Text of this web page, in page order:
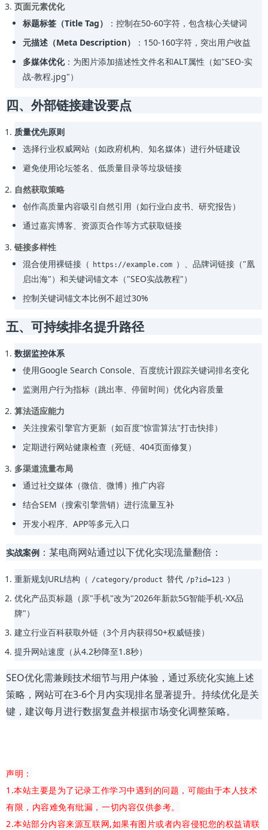
页面元素优化
标题标签（Title Tag）
：控制在50-60字符，包含核心关键词
元描述（Meta Description）
：150-160字符，突出用户收益
多媒体优化：为图片添加描述性文件名和ALT属性（如"SEO-实
战-教程.jpg"）
四、外部链接建设要点
质量优先原则
选择行业权威网站（如政府机构、知名媒体）进行外链建设
避免使用论坛签名、低质量目录等垃圾链接
自然获取策略
创作高质量内容吸引自然引用（如行业白皮书、研究报告）
通过嘉宾博客、资源页合作等方式获取链接
链接多样性
混合使用裸链接（
https://example.com ）、品牌词链接（"凰
启出海"）和关键词锚文本（"SEO实战教程"）
控制关键词锚文本比例不超过30%
五、可持续排名提升路径
数据监控体系
使用Google Search Console、百度统计跟踪关键词排名变化
监测用户行为指标（跳出率、停留时间）优化内容质量
算法适应能力
关注搜索引擎官方更新（如百度"惊雷算法"打击快排）
定期进行网站健康检查（死链、404页面修复）
多渠道流量布局
通过社交媒体（微信、微博）推广内容
结合SEM（搜索引擎营销）进行流量互补
开发小程序、APP等多元入口
实战案例 ：某电商网站通过以下优化实现流量翻倍：
重新规划URL结构（ /category/product 替代 /p?id=123 ）
优化产品页标题（原"手机"改为"2026年新款5G智能手机-XX品
牌"）
建立行业百科获取外链（3个月内获得50+权威链接）
提升网站速度（从4.2秒降至1.8秒）
SEO优化需兼顾技术细节与用户体验，通过系统化实施上述
策略，网站可在3-6个月内实现排名显著提升。持续优化是关
键，建议每月进行数据复盘并根据市场变化调整策略。
声明：
1.本站主要是为了记录工作学习中遇到的问题，可能由于本人技术
有限，内容难免有纰漏，一切内容仅供参考。
2.本站部分内容来源互联网,如果有图片或者内容侵犯您的权益请联